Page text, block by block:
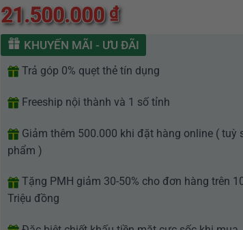
Được
xếp
hạng
0
21.500.000₫
KHUYẾN MÃI - ƯU ĐÃI
Trả góp 0% quẹt thẻ tín dụng
Freeship nội thành và 1 số tỉnh
Giảm thêm 500.000 khi đặt hàng online ( tuỳ
phẩm )
Tặng PMH giảm 30-50% cho đơn hàng trên
Triệu đồng